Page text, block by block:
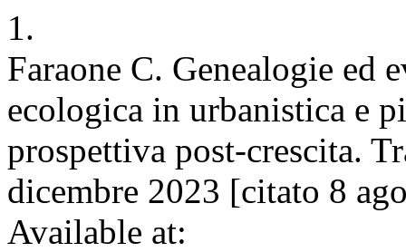
1.
Faraone C. Genealogie ed
ecologica in urbanistica e
prospettiva post-crescita.
dicembre 2023 [citato 8
Available at: